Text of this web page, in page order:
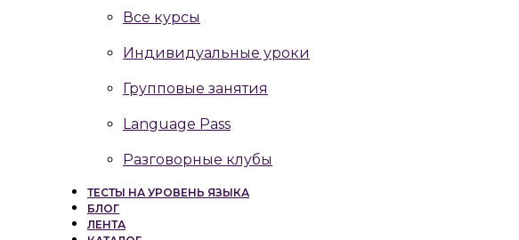
Все курсы
Индивидуальные уроки
Групповые занятия
Language Pass
Разговорные клубы
ТЕСТЫ НА УРОВЕНЬ ЯЗЫКА
БЛОГ
ЛЕНТА